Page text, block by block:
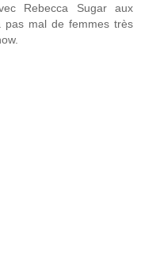
Rebecca Sugar aux
mal de femmes très